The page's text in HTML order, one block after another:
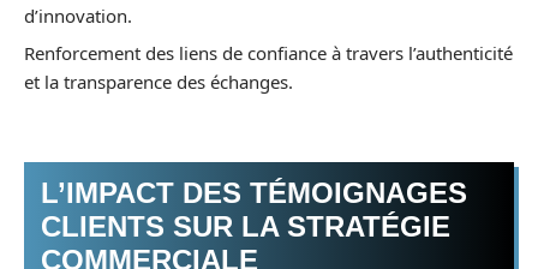
d’innovation.
Renforcement des liens de confiance à travers l’authenticité
et la transparence des échanges.
L’IMPACT DES TÉMOIGNAGES
CLIENTS SUR LA STRATÉGIE
COMMERCIALE